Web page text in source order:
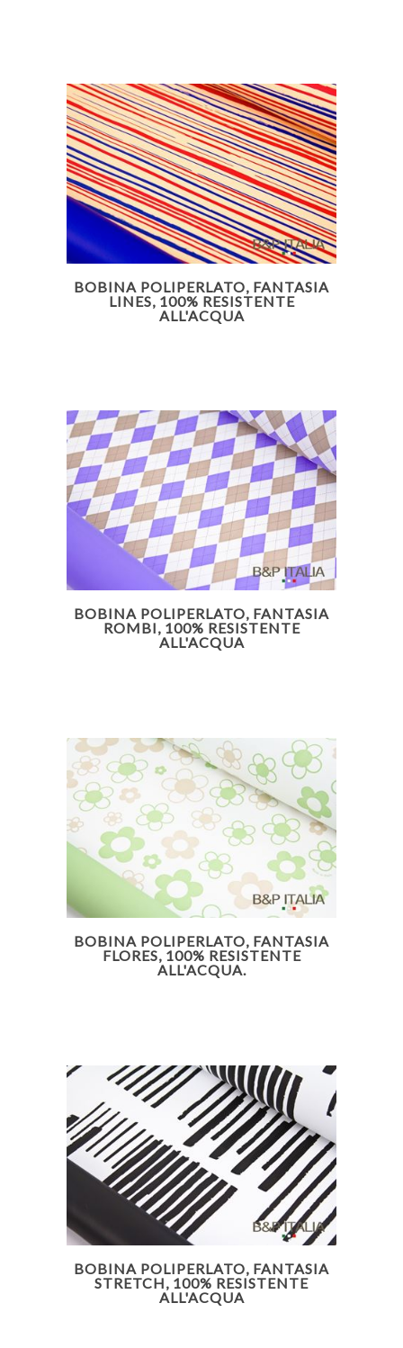
BOBINA POLIPERLATO, FANTASIA
LINES, 100% RESISTENTE
ALL'ACQUA
BOBINA POLIPERLATO, FANTASIA
ROMBI, 100% RESISTENTE
ALL'ACQUA
BOBINA POLIPERLATO, FANTASIA
FLORES, 100% RESISTENTE
ALL'ACQUA.
BOBINA POLIPERLATO, FANTASIA
STRETCH, 100% RESISTENTE
ALL'ACQUA